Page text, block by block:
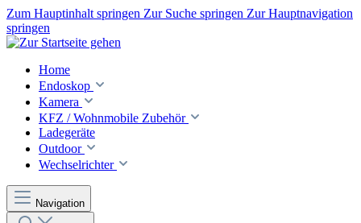
Zum Hauptinhalt springen Zur Suche springen Zur Hauptnavigation
springen
Home
Endoskop
Kamera
KFZ / Wohnmobile Zubehör
Ladegeräte
Outdoor
Wechselrichter
Navigation